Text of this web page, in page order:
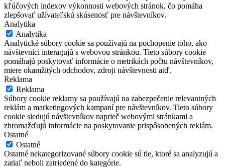
kľúčových indexov výkonnosti webových stránok, čo pomáha
zlepšovať užívateľskú skúsenosť pre návštevníkov.
Analytika
Analytika
Analytické súbory cookie sa používajú na pochopenie toho, ako
návštevníci interagujú s webovou stránkou. Tieto súbory cookie
pomáhajú poskytovať informácie o metrikách počtu návštevníkov,
miere okamžitých odchodov, zdroji návštevnosti atď.
Reklama
Reklama
Súbory cookie reklamy sa používajú na zabezpečenie relevantných
reklám a marketingových kampaní pre návštevníkov. Tieto súbory
cookie sledujú návštevníkov naprieč webovými stránkami a
zhromažďujú informácie na poskytovanie prispôsobených reklám.
Ostatné
Ostatné
Ostatné nekategorizované súbory cookie sú tie, ktoré sa analyzujú a
zatiaľ neboli zatriedené do kategórie.